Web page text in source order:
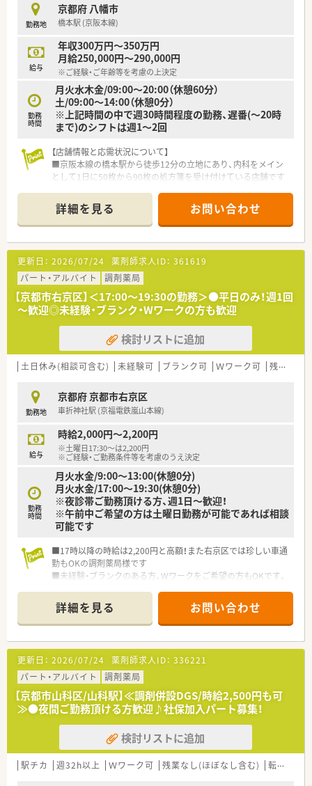
勤務地
京都府 八幡市
橋本駅 (京阪本線)
給与
年収300万円～350万円
月給250,000円～290,000円
※ご経験・ご年齢等を考慮の上決定
勤務
時間
月火水木金/09:00～20:00（休憩60分）
土/09:00～14:00（休憩0分）
※上記時間の中で週30時間程度の勤務、遅番(～20時
まで)のシフトは週1～2回
【店舗情報と応需状況について】
■京阪本線の橋本駅から徒歩12分の立地にあり、内科をメイン
として1日に50枚から90枚の処方箋を受け付けている店舗です
箋集中率は40％から50％程度と広域からも応需しています
■1,400品目以上の医薬品を備蓄しており、地域に根差した役割
を果たしながら在宅業務にも注力している急募の環境です
【募集背景と求める人物像について】
■体制強化を目的とした増員のための急募であり、新卒や第二新
卒の方から調剤未経験の方まで幅広く積極的に採用しています
■周囲のスタッフと円滑な連携を図りつつ、患者様に対して誠実
かつ丁寧な対応を心がけていただける方を優先して募集してい
ます
■ブランクがある方も歓迎しており、地域医療に貢献したいとい
う意欲を持ち自ら学び続ける姿勢がある方を高く評価いたしま
す
■京都府と大阪府に計2店舗を構えており、ご夫婦で経営されて
いる地域密着型のアットホームな運営体制が大きな特徴です
■2つの店舗は近隣に位置しているため互いに応援を出し合える
体制があり、急な欠勤などにも柔軟に対応できる環境があります
■地域の方々に親しまれるかかりつけ機能を重視し、患者様一人
ひとりに寄り添った質の高い医療サービスの提供を目指してい
ます
【職場環境と雰囲気】
■スタッフ同士の人間関係が非常に良好であり、お互いに助け合
う風土があるため中途入社の方でもすぐに馴染める雰囲気です
■子育て世代への理解が深く、お子様の急な発熱の際にもスタッ
■車やバイクでの通勤が全面的に認められており、専用駐車場も
完備されているため天候に左右されずストレスなく通勤できま
す
詳細を見る お問い合わせ
更新日： 2026/07/24 薬剤師求人ID： 361619
パート・アルバイト
調剤薬局
【京都市右京区】＜17:00～19:30の勤務＞●平日のみ！週1回
～歓迎◎未経験・ブランク・Wワークの方も歓迎
検討リストに追加
土日休み(相談可含む) 未経験可 ブランク可 Ｗワーク可 残業なし(ほぼなし含む)
勤務地
京都府 京都市右京区
車折神社駅 (京福電鉄嵐山本線)
給与
時給2,000円～2,200円
※土曜日17:30～は2,200円
※ご経験・ご勤務条件等を考慮のうえ決定
勤務
時間
月火水金/9:00～13:00(休憩0分)
月火水金/17:00～19:30(休憩0分)
※夜診帯ご勤務頂ける方、週1日～歓迎！
※午前中ご希望の方は土曜日勤務が可能であれば相談
可能です
■17時以降の時給は2,200円と高額！また右京区では珍しい車通
勤もOKの調剤薬局様です
■未経験・ブランクのある方、Wワークをご希望の方もOKです。
スメです
詳細を見る お問い合わせ
更新日： 2026/07/24 薬剤師求人ID： 336221
パート・アルバイト
調剤薬局
【京都市山科区/山科駅】≪調剤併設DGS/時給2,500円も可
≫●夜間ご勤務頂ける方歓迎♪社保加入パート募集！
検討リストに追加
駅チカ 週32h以上 Ｗワーク可 残業なし(ほぼなし含む) 転勤なし